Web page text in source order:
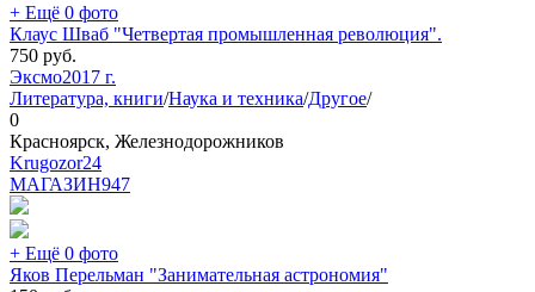
+ Ещё 0 фото
Клаус Шваб "Четвертая промышленная революция".
750 руб.
Эксмо2017 г.
Литература, книги/Наука и техника/Другое/
0
Красноярск, Железнодорожников
Krugozor24
МАГАЗИН947
+ Ещё 0 фото
Яков Перельман "Занимательная астрономия"